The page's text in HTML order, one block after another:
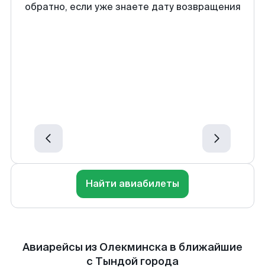
обратно, если уже знаете дату возвращения
Найти авиабилеты
Авиарейсы из Олекминска в ближайшие
с Тындой города